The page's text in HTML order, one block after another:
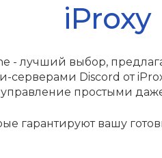
iProxy
- лучший выбор,
Discord от
простыми
гарантируют вашу